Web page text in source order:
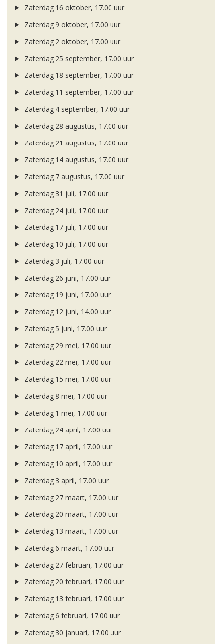
Zaterdag 16 oktober, 17.00 uur
Zaterdag 9 oktober, 17.00 uur
Zaterdag 2 oktober, 17.00 uur
Zaterdag 25 september, 17.00 uur
Zaterdag 18 september, 17.00 uur
Zaterdag 11 september, 17.00 uur
Zaterdag 4 september, 17.00 uur
Zaterdag 28 augustus, 17.00 uur
Zaterdag 21 augustus, 17.00 uur
Zaterdag 14 augustus, 17.00 uur
Zaterdag 7 augustus, 17.00 uur
Zaterdag 31 juli, 17.00 uur
Zaterdag 24 juli, 17.00 uur
Zaterdag 17 juli, 17.00 uur
Zaterdag 10 juli, 17.00 uur
Zaterdag 3 juli, 17.00 uur
Zaterdag 26 juni, 17.00 uur
Zaterdag 19 juni, 17.00 uur
Zaterdag 12 juni, 14.00 uur
Zaterdag 5 juni, 17.00 uur
Zaterdag 29 mei, 17.00 uur
Zaterdag 22 mei, 17.00 uur
Zaterdag 15 mei, 17.00 uur
Zaterdag 8 mei, 17.00 uur
Zaterdag 1 mei, 17.00 uur
Zaterdag 24 april, 17.00 uur
Zaterdag 17 april, 17.00 uur
Zaterdag 10 april, 17.00 uur
Zaterdag 3 april, 17.00 uur
Zaterdag 27 maart, 17.00 uur
Zaterdag 20 maart, 17.00 uur
Zaterdag 13 maart, 17.00 uur
Zaterdag 6 maart, 17.00 uur
Zaterdag 27 februari, 17.00 uur
Zaterdag 20 februari, 17.00 uur
Zaterdag 13 februari, 17.00 uur
Zaterdag 6 februari, 17.00 uur
Zaterdag 30 januari, 17.00 uur